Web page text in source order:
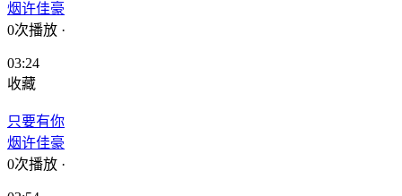
烟许佳豪
0次播放 ·
03:24
收藏
只要有你
烟许佳豪
0次播放 ·